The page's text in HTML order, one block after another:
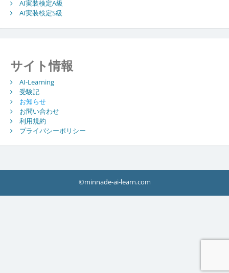
AI実装検定A級
AI実装検定S級
サイト情報
AI-Learning
受験記
お知らせ
お問い合わせ
利用規約
プライバシーポリシー
©minnade-ai-learn.com